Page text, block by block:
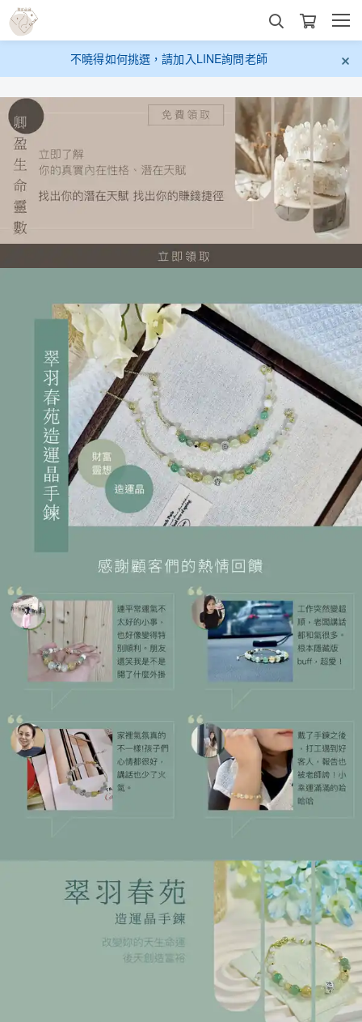
不曉得如何挑選，請加入LINE詢問老師